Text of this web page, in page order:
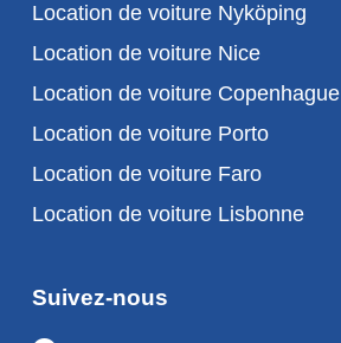
Location de voiture Nyköping
Location de voiture Nice
Location de voiture Copenhague
Location de voiture Porto
Location de voiture Faro
Location de voiture Lisbonne
Suivez-nous